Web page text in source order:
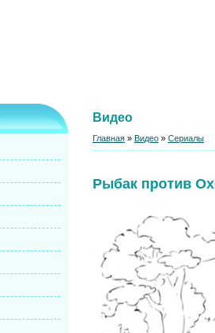
Видео
Главная » Видео » Сериалы
Рыбак против